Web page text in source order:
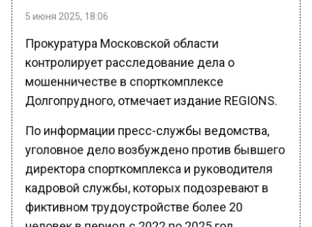
5 июня 2025, 18:06
Прокуратура Московской области
контролирует расследование дела о
мошенничестве в спорткомплексе
Долгопрудного, отмечает издание REGIONS.
По информации пресс-службы ведомства,
уголовное дело возбуждено против бывшего
директора спорткомплекса и руководителя
кадровой службы, которых подозревают в
фиктивном трудоустройстве более 20
человек в период с 2022 по 2025 год.